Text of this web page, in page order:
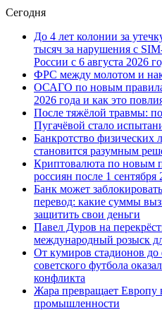
Сегодня
До 4 лет колонии за
тысяч за нарушения с
России с 6 августа 2026
ФРС между молотом и
ОСАГО по новым
2026 года и как это
После тяжёлой травмы:
Пугачёвой стало
Банкротство физических
становится разумным
Криптовалюта по новым
россиян после 1 сентября
Банк может
перевод: какие суммы
защитить свои деньги
Павел Дуров на
международный розыск
От кумиров стадионов до
советского футбола
конфликта
Жара превращает Европу
промышленности